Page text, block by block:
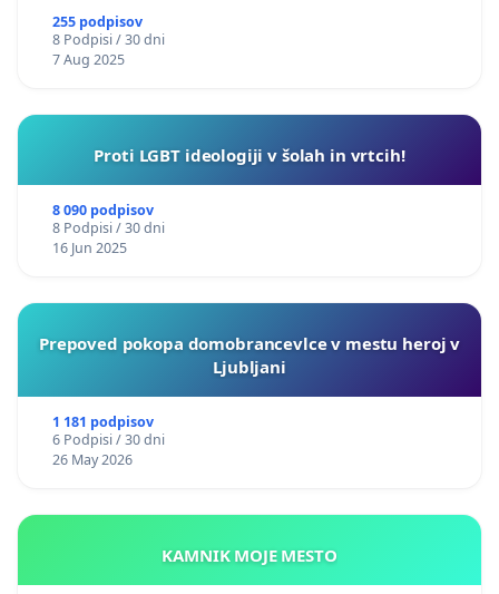
255 podpisov
8 Podpisi / 30 dni
7 Aug 2025
Proti LGBT ideologiji v šolah in vrtcih!
8 090 podpisov
8 Podpisi / 30 dni
16 Jun 2025
Prepoved pokopa domobrancevlce v mestu heroj v
Ljubljani
1 181 podpisov
6 Podpisi / 30 dni
26 May 2026
KAMNIK MOJE MESTO